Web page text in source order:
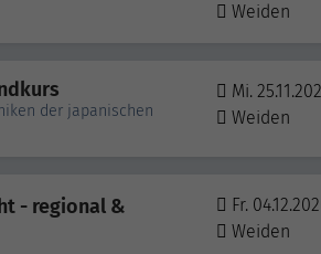
Weiden
der japanischen
Mi.
Weiden
- regional &
Fr.
Weiden